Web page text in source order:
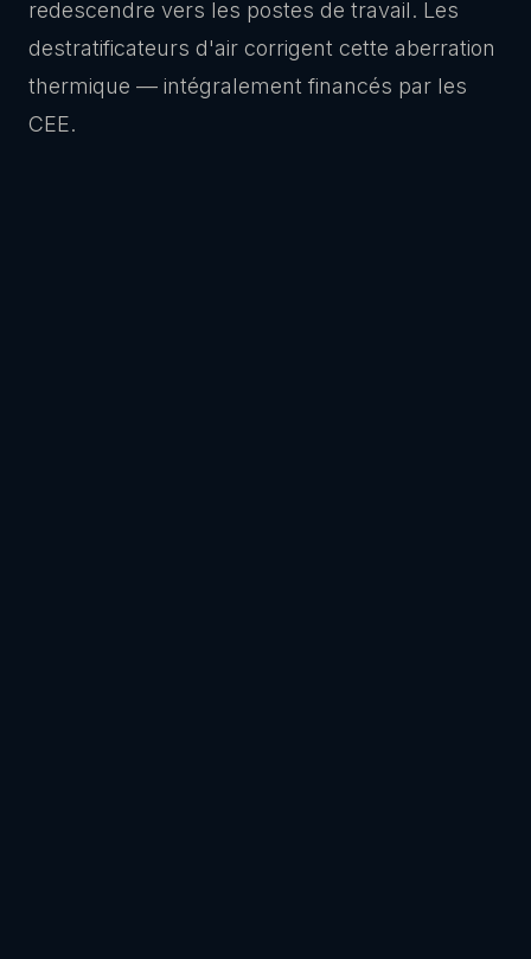
redescendre vers les postes de travail. Les
destratificateurs d'air corrigent cette aberration
thermique — intégralement financés par les
CEE.